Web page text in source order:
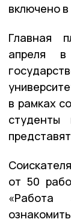
включено
Главная
апреля
в рамках
студенты
от 50